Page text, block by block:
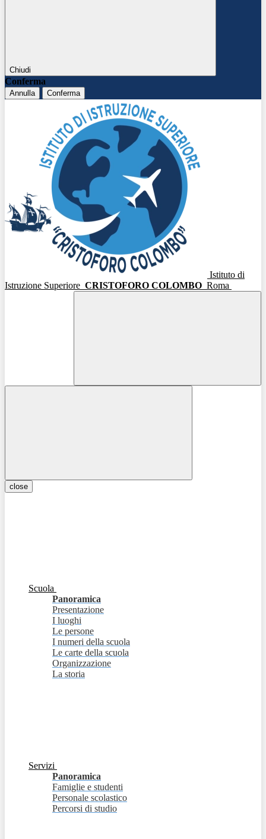
Chiudi
Conferma
Annulla Conferma
Istituto di
Istruzione Superiore CRISTOFORO COLOMBO Roma
close
Scuola
Panoramica
Presentazione
I luoghi
Le persone
I numeri della scuola
Le carte della scuola
Organizzazione
La storia
Servizi
Panoramica
Famiglie e studenti
Personale scolastico
Percorsi di studio